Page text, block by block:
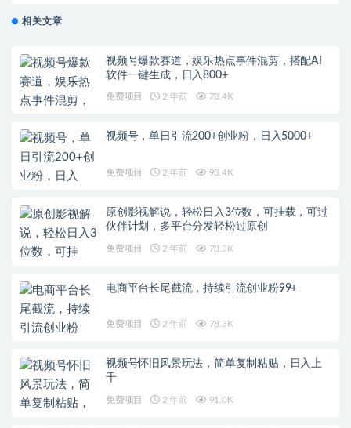
相关文章
视频号爆款赛道，娱乐热点事件混剪，搭配AI
软件一键生成，日入800+
免费项目 2 年前 78.4K
视频号，单日引流200+创业粉，日入5000+
免费项目 2 年前 93.4K
原创影视解说，轻松日入3位数，可挂载，可过
伙伴计划，多平台分发轻松过原创
免费项目 2 年前 78.3K
电商平台长尾截流，持续引流创业粉99+
免费项目 2 年前 78.3K
视频号怀旧风景玩法，简单复制粘贴，日入上
千
免费项目 2 年前 91.0K